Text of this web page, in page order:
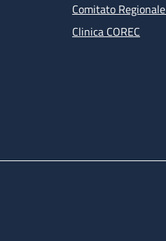
Comitato
Clinica COREC